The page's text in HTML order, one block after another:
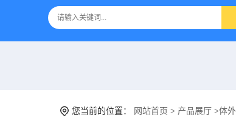
您当前的位置： 网站首页 > 产品展厅 >体